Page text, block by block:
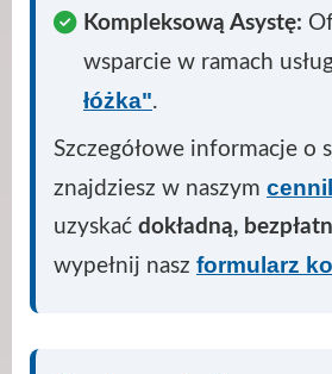
Kompleksową Asystę:
wsparcie w ramach
łóżka".
Szczegółowe informacje o
znajdziesz w naszym
uzyskać dokładną,
wypełnij nasz formularz